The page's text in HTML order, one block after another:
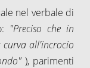
nel verbale di
"Preciso che in
all'incrocio
), parimenti